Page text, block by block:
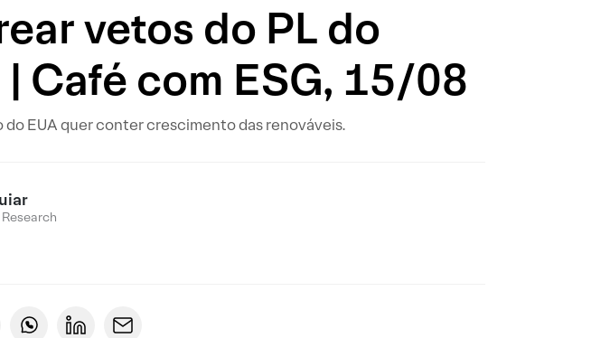
vetos do PL do
Café com ESG, 15/08
EUA quer conter crescimento das renováveis.